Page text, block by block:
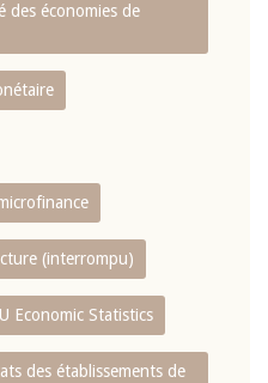
des économies de
(interrompu)
Economic Statistics
des établissements de